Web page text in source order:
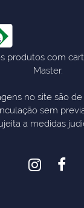
produtos com
Master.
no site são
sem
a medidas